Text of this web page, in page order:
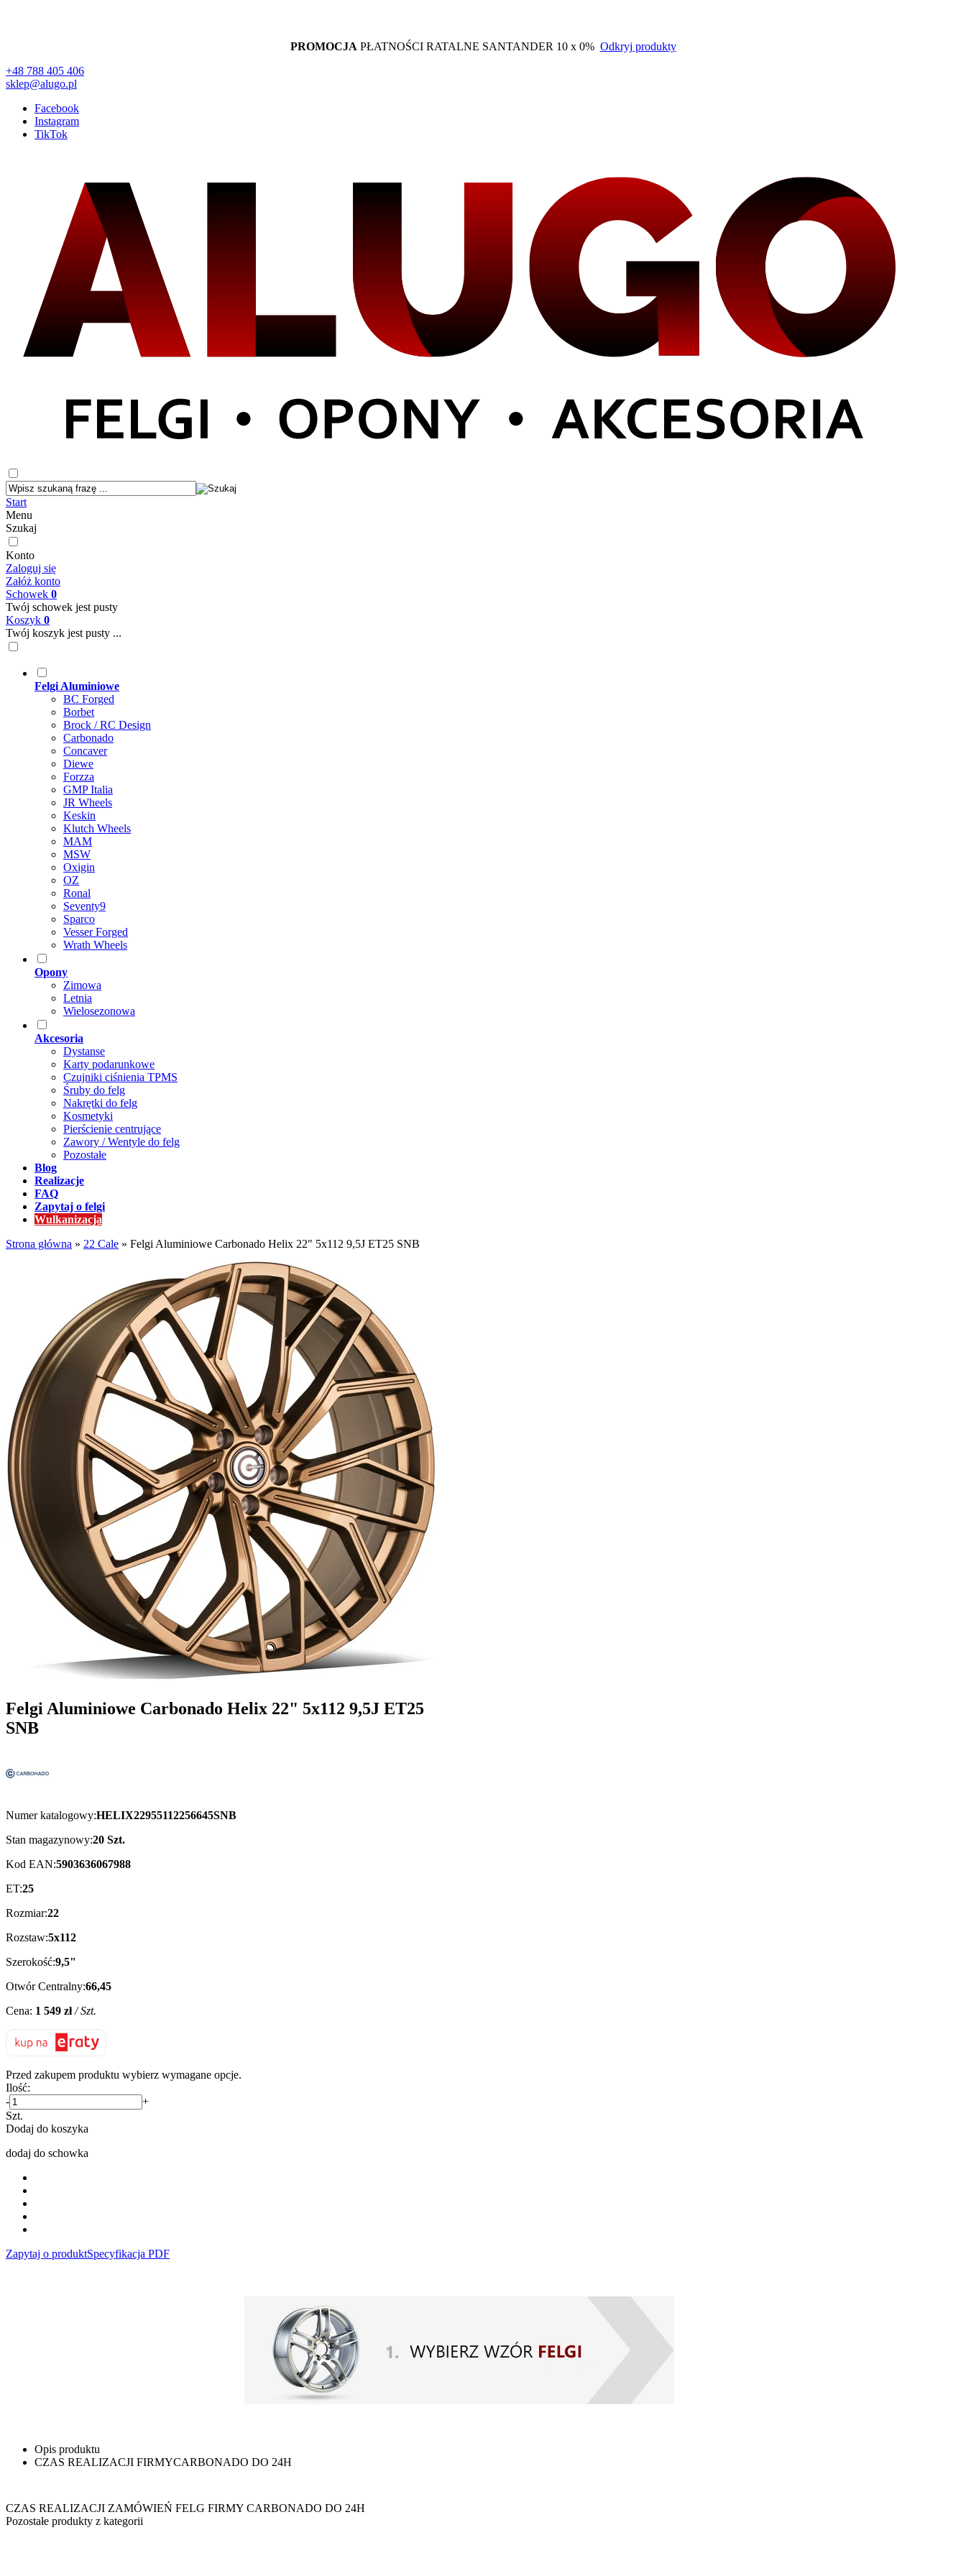
PROMOCJA PŁATNOŚCI RATALNE SANTANDER 10 x 0% Odkryj produkty
+48 788 405 406
sklep@alugo.pl
Facebook
Instagram
TikTok
Start
Menu
Szukaj
Konto
Zaloguj się
Załóż konto
Schowek 0
Twój schowek jest pusty
Koszyk 0
Twój koszyk jest pusty ...
Felgi Aluminiowe
BC Forged
Borbet
Brock / RC Design
Carbonado
Concaver
Diewe
Forzza
GMP Italia
JR Wheels
Keskin
Klutch Wheels
MAM
MSW
Oxigin
OZ
Ronal
Seventy9
Sparco
Vesser Forged
Wrath Wheels
Opony
Zimowa
Letnia
Wielosezonowa
Akcesoria
Dystanse
Karty podarunkowe
Czujniki ciśnienia TPMS
Śruby do felg
Nakrętki do felg
Kosmetyki
Pierścienie centrujące
Zawory / Wentyle do felg
Pozostałe
Blog
Realizacje
FAQ
Zapytaj o felgi
Wulkanizacja
Strona główna » 22 Cale » Felgi Aluminiowe Carbonado Helix 22" 5x112 9,5J ET25 SNB
Felgi Aluminiowe Carbonado Helix 22" 5x112 9,5J ET25
SNB
Numer katalogowy:HELIX22955112256645SNB
Stan magazynowy:20 Szt.
Kod EAN:5903636067988
ET:25
Rozmiar:22
Rozstaw:5x112
Szerokość:9,5"
Otwór Centralny:66,45
Cena: 1 549 zł/ Szt.
Przed zakupem produktu wybierz wymagane opcje.
Ilość:
-
+
Szt.
Dodaj do koszyka
dodaj do schowka
Zapytaj o produktSpecyfikacja PDF
Opis produktu
CZAS REALIZACJI FIRMYCARBONADO DO 24H
CZAS REALIZACJI ZAMÓWIEŃ FELG FIRMY CARBONADO DO 24H
Pozostałe produkty z kategorii